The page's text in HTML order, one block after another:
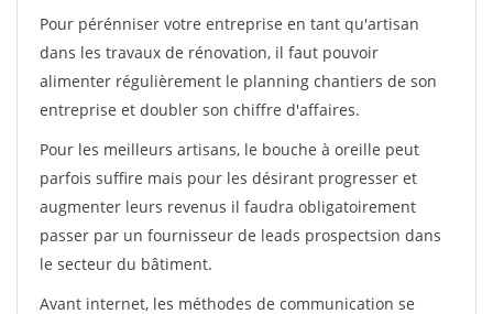
Pour pérénniser votre entreprise en tant qu'artisan
dans les travaux de rénovation, il faut pouvoir
alimenter régulièrement le planning chantiers de son
entreprise et doubler son chiffre d'affaires.
Pour les meilleurs artisans, le bouche à oreille peut
parfois suffire mais pour les désirant progresser et
augmenter leurs revenus il faudra obligatoirement
passer par un fournisseur de leads prospectsion dans
le secteur du bâtiment.
Avant internet, les méthodes de communication se